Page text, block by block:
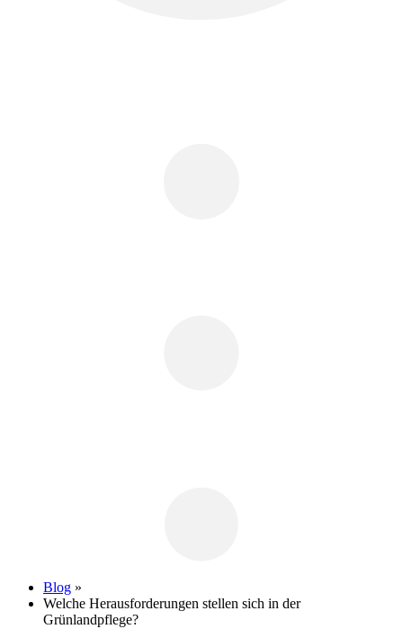
Blog »
Welche Herausforderungen stellen sich in der
Grünlandpflege?